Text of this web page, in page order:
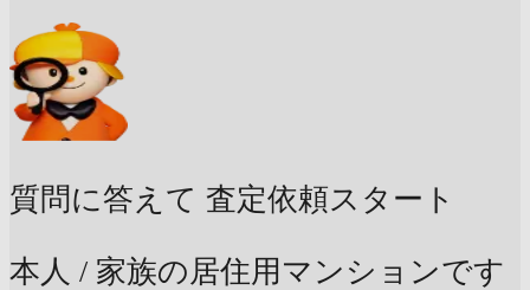
質問に答えて 査定依頼スタート
本人 / 家族の居住用マンションです